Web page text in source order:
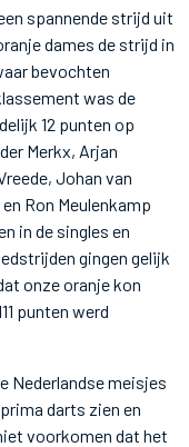
spannende strijd uit
dames de strijd in
bevochten
was de
12 punten op
Merkx, Arjan
Johan van
Ron Meulenkamp
in de singles en
gingen gelijk
onze oranje kon
punten werd
Nederlandse meisjes
darts zien en
voorkomen dat het